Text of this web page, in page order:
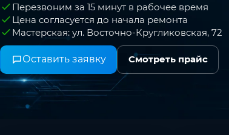
Перезвоним за 15 минут в рабочее время
Цена согласуется до начала ремонта
Мастерская: ул. Восточно-Кругликовская, 72
Оставить заявку Смотреть прайс